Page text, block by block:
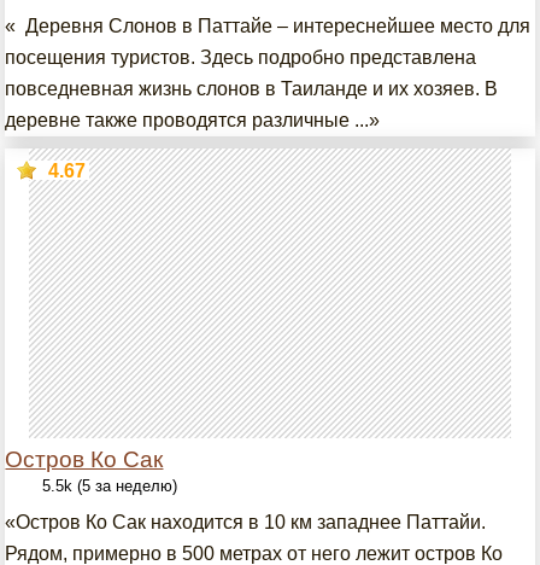
« Деревня Слонов в Паттайе – интереснейшее место для
посещения туристов. Здесь подробно представлена
повседневная жизнь слонов в Таиланде и их хозяев. В
деревне также проводятся различные ...»
Остров Ко Сак
4.67
5.5k (5 за неделю)
«Остров Ко Сак находится в 10 км западнее Паттайи.
Рядом, примерно в 500 метрах от него лежит остров Ко